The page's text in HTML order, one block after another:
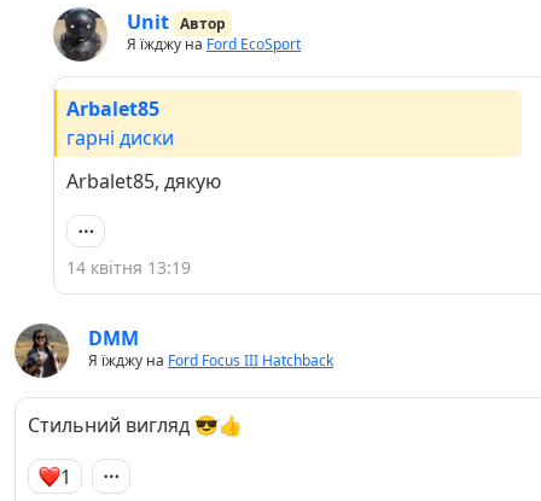
Unit Автор
Я їжджу на Ford EcoSport
Arbalet85
гарні диски
Arbalet85, дякую
14 квітня 13:19
DMM
Я їжджу на Ford Focus III Hatchback
Стильний вигляд 😎👍
1